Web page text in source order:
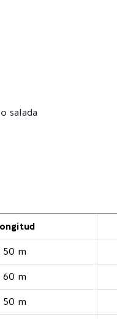
salada
50 m
60 m
50 m